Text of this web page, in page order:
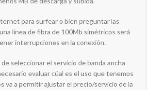
para surfear o bien preguntar las
línea de fibra de 100Mb simétricos será
interrupciones en la conexión.
seleccionar el servicio de banda ancha
evaluar cúal es el uso que tenemos
va a permitir ajustar el precio/servicio de la